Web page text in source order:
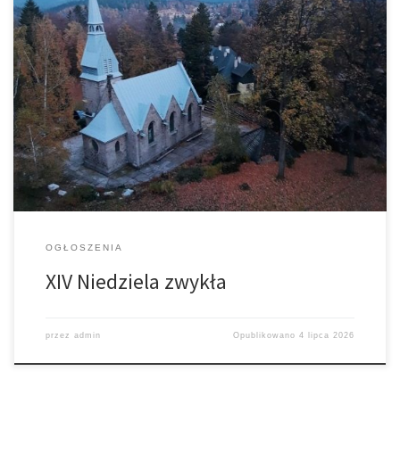
05.07.2026 r. 1/ W liturgii Kościoła w tym tygodniu: PONIEDZIAŁEK
wspomnienie bł. Marii Teresy Ledóchowskiej;ŚRODA wspomnienie
św. Jana z Dukli;SOBOTA święto św. Benedykta, patrona Europy. 2/
Informujemy, że w naszym kościele Msze Święte sprawowane są
codziennie o godzinie 18:00. Zachęcamy do wspólnej modlitwy.
3/ Najlepszym darem jest Msza św. Zachęcamy […]
OGŁOSZENIA
XIV Niedziela zwykła
przez admin Opublikowano4 lipca 2026